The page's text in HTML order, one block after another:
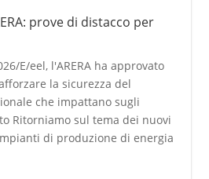
prove di distacco per
E/eel, l'ARERA ha approvato
la sicurezza del
che impattano sugli
Ritorniamo sul tema dei nuovi
di produzione di energia